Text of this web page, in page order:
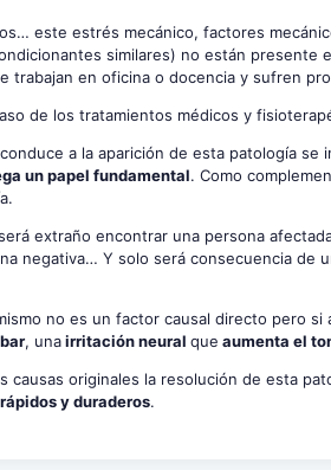
este estrés mecánico, factores
similares) no están
trabajan en oficina o docencia y sufren
de los tratamientos médicos y
a la aparición de esta patología
un papel fundamental. Como
extraño encontrar una persona
negativa… Y solo será consecuencia de
no es un factor causal directo pero
, unairritación neuralque aumenta el
causas originales la resolución de esta
y duraderos.